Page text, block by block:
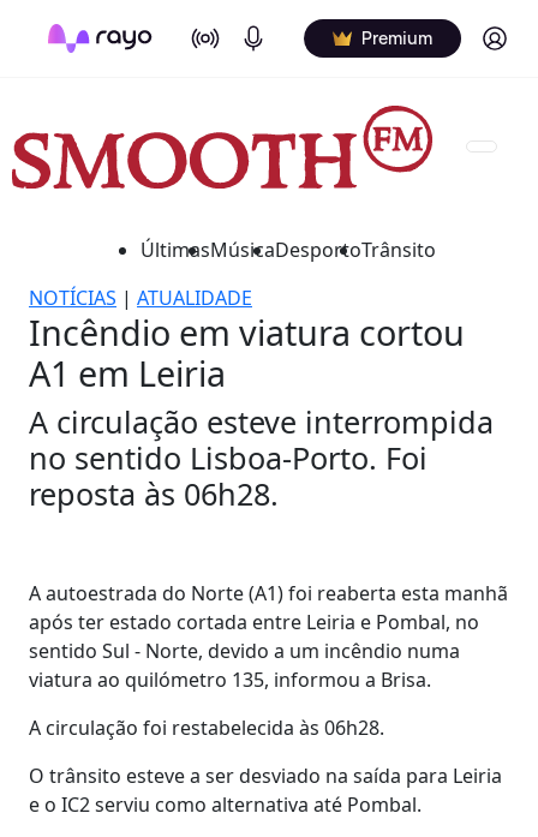
On Air Podcasts Premium Log in
ÚltimasMúsicaDesportoTrânsito
NOTÍCIAS | ATUALIDADE
Incêndio em viatura cortou
A1 em Leiria
A circulação esteve interrompida
no sentido Lisboa-Porto. Foi
reposta às 06h28.
A autoestrada do Norte (A1) foi reaberta esta manhã
após ter estado cortada entre Leiria e Pombal, no
sentido Sul - Norte, devido a um incêndio numa
viatura ao quilómetro 135, informou a Brisa.
A circulação foi restabelecida às 06h28.
O trânsito esteve a ser desviado na saída para Leiria
e o IC2 serviu como alternativa até Pombal.